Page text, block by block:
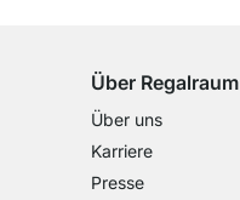
Über Regalraum
Über uns
Karriere
Presse